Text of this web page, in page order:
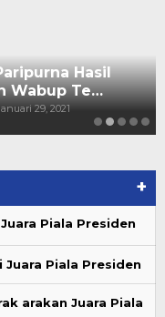
+
Piala Presiden
Juara Piala Presiden
arakan Juara Piala